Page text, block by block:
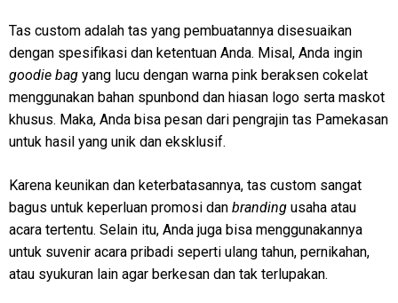
Tas custom adalah tas yang pembuatannya disesuaikan
dengan spesifikasi dan ketentuan Anda. Misal, Anda ingin
goodie bag yang lucu dengan warna pink beraksen cokelat
menggunakan bahan spunbond dan hiasan logo serta maskot
khusus. Maka, Anda bisa pesan dari pengrajin tas Pamekasan
untuk hasil yang unik dan eksklusif.
Karena keunikan dan keterbatasannya, tas custom sangat
bagus untuk keperluan promosi dan branding usaha atau
acara tertentu. Selain itu, Anda juga bisa menggunakannya
untuk suvenir acara pribadi seperti ulang tahun, pernikahan,
atau syukuran lain agar berkesan dan tak terlupakan.